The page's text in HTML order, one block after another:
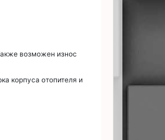
возможен износ
корпуса отопителя и